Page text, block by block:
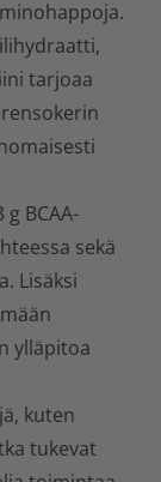
tarjoaa
BCAA-
sekä
Lisäksi
ylläpitoa
kuten
tukevat